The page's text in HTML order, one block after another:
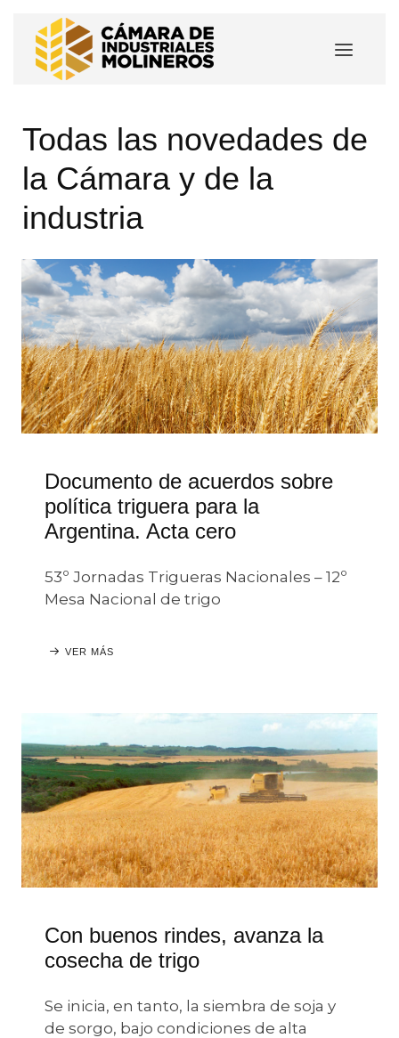
Todas las novedades de
la Cámara y de la
industria
Documento de acuerdos sobre
política triguera para la
Argentina. Acta cero
53º Jornadas Trigueras Nacionales – 12º
Mesa Nacional de trigo
VER MÁS
Con buenos rindes, avanza la
cosecha de trigo
Se inicia, en tanto, la siembra de soja y
de sorgo, bajo condiciones de alta